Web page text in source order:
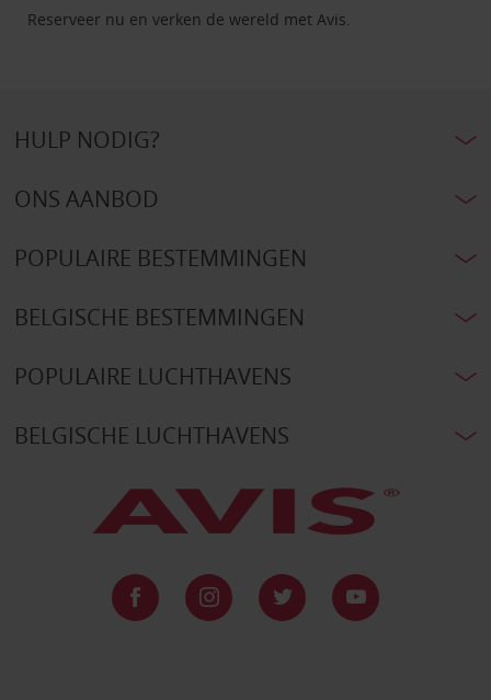
Reserveer nu en verken de wereld met Avis.
HULP NODIG?
ONS AANBOD
POPULAIRE BESTEMMINGEN
BELGISCHE BESTEMMINGEN
POPULAIRE LUCHTHAVENS
BELGISCHE LUCHTHAVENS